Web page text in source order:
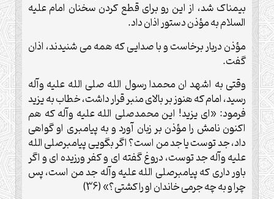
بیمناک شد، از این رو برای قطع کردن سخنان امام علیه
السلام به مؤذن دستور اذان داد.
مؤذن دربار برخاست و با صدایی که همه می شنیدند، اذان
گفت.
وقتی به اشهد ان محمدا رسول الله صلی الله علیه وآله
رسید، امام که هنوز بر بالای منبر قرار داشت، خطاب به یزید
فرمود: «ای یزید! این محمدصلی الله علیه وآله که هم
اکنون نامش را مؤذن بر زبان آورد و به پیامبری او گواهی
داد، جد توست یا جد من است؟ اگر بگویی پیامبرصلی الله
علیه وآله جد توست، دروغ گفته ای و کفر ورزیده ای و اگر
باور داری که پیامبرصلی الله علیه وآله جد من است، پس
چرا و به چه جرمی خاندان او را کشتی؟» (36)